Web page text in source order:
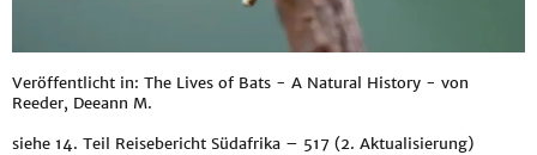
Veröffentlicht in: The Lives of Bats - A Natural History - von
Reeder, Deeann M.
siehe 14. Teil Reisebericht Südafrika – 517 (2. Aktualisierung)